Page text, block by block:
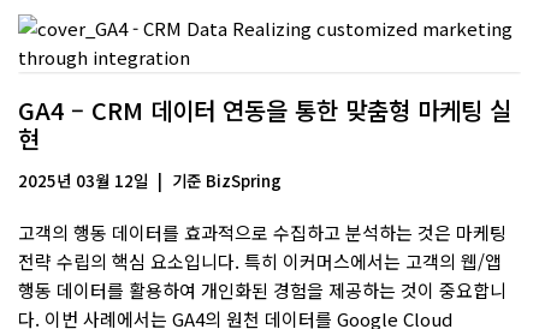
GA4 – CRM 데이터 연동을 통한 맞춤형 마케팅 실
현
2025년 03월 12일 기준 BizSpring
고객의 행동 데이터를 효과적으로 수집하고 분석하는 것은 마케팅
전략 수립의 핵심 요소입니다. 특히 이커머스에서는 고객의 웹/앱
행동 데이터를 활용하여 개인화된 경험을 제공하는 것이 중요합니
다. 이번 사례에서는 GA4의 원천 데이터를 Google Cloud